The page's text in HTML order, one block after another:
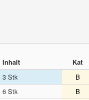
Inhalt Kat
3 Stk
B
6 Stk
B